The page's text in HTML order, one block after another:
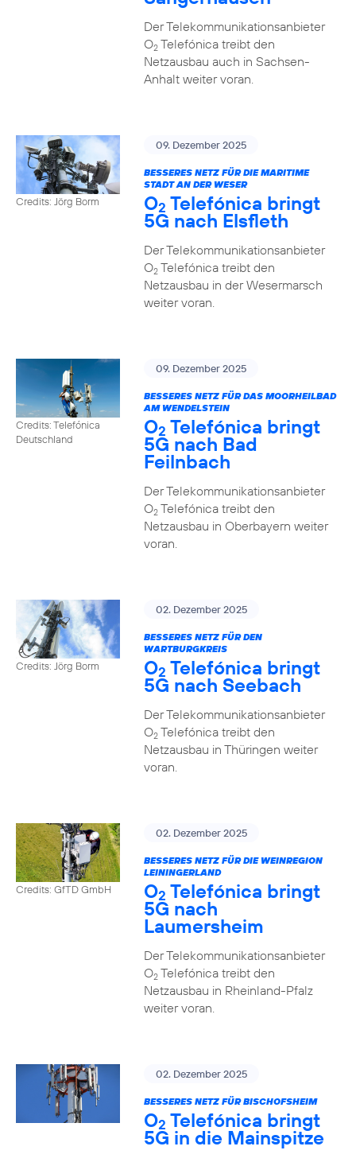
Der Telekommunikationsanbieter
O2Telefónica treibt den
Netzausbau auch in Sachsen-
Anhalt weiter voran.
Credits: Jörg Borm
09. Dezember 2025
BESSERES NETZ FÜR DIE MARITIME
STADT AN DER WESER
O2 Telefónica bringt
5G nach Elsfleth
Der Telekommunikationsanbieter
O2Telefónica treibt den
Netzausbau in der Wesermarsch
weiter voran.
Credits: Telefónica
Deutschland
09. Dezember 2025
BESSERES NETZ FÜR DAS MOORHEILBAD
AM WENDELSTEIN
O2 Telefónica bringt
5G nach Bad
Feilnbach
Der Telekommunikationsanbieter
O2Telefónica treibt den
Netzausbau in Oberbayern weiter
voran.
Credits: Jörg Borm
02. Dezember 2025
BESSERES NETZ FÜR DEN
WARTBURGKREIS
O2 Telefónica bringt
5G nach Seebach
Der Telekommunikationsanbieter
O2Telefónica treibt den
Netzausbau in Thüringen weiter
voran.
Credits: GfTD GmbH
02. Dezember 2025
BESSERES NETZ FÜR DIE WEINREGION
LEININGERLAND
O2 Telefónica bringt
5G nach
Laumersheim
Der Telekommunikationsanbieter
O2Telefónica treibt den
Netzausbau in Rheinland-Pfalz
weiter voran.
02. Dezember 2025
BESSERES NETZ FÜR BISCHOFSHEIM
O2 Telefónica bringt
5G in die Mainspitze